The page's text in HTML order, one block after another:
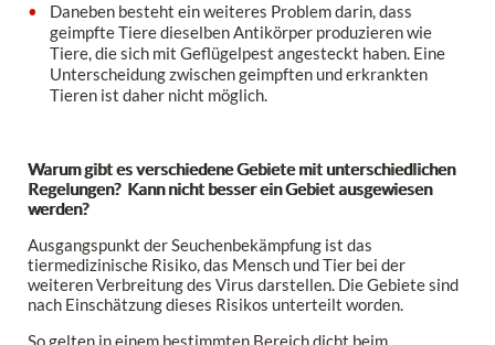
Daneben besteht ein weiteres Problem darin, dass
geimpfte Tiere dieselben Antikörper produzieren wie
Tiere, die sich mit Geflügelpest angesteckt haben. Eine
Unterscheidung zwischen geimpften und erkrankten
Tieren ist daher nicht möglich.
Warum gibt es verschiedene Gebiete mit unterschiedlichen
Regelungen? Kann nicht besser ein Gebiet ausgewiesen
werden?
Ausgangspunkt der Seuchenbekämpfung ist das
tiermedizinische Risiko, das Mensch und Tier bei der
weiteren Verbreitung des Virus darstellen. Die Gebiete sind
nach Einschätzung dieses Risikos unterteilt worden.